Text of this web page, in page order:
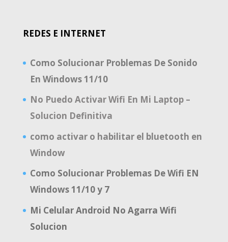
REDES E INTERNET
Como Solucionar Problemas De Sonido
En Windows 11/10
No Puedo Activar Wifi En Mi Laptop –
Solucion Definitiva
como activar o habilitar el bluetooth en
Window
Como Solucionar Problemas De Wifi EN
Windows 11/10 y 7
Mi Celular Android No Agarra Wifi
Solucion